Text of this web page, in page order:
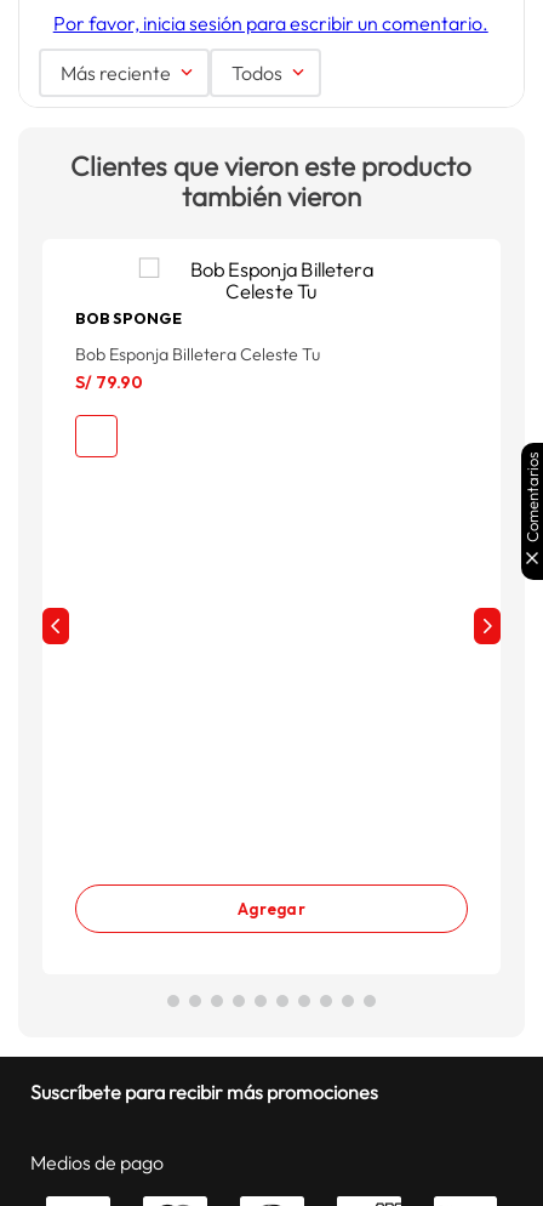
Por favor, inicia sesión para escribir un comentario.
Más reciente Todos
Clientes que vieron este producto
también vieron
BOB SPONGE
Bob Esponja Billetera Celeste Tu
S/ 79.90
Agregar
Suscríbete para recibir más promociones
Medios de pago
Comentarios